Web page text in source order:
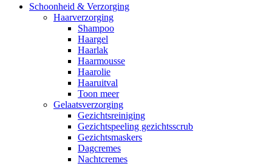
Schoonheid & Verzorging
Haarverzorging
Shampoo
Haargel
Haarlak
Haarmousse
Haarolie
Haaruitval
Toon meer
Gelaatsverzorging
Gezichtsreiniging
Gezichtspeeling gezichtsscrub
Gezichtsmaskers
Dagcremes
Nachtcremes